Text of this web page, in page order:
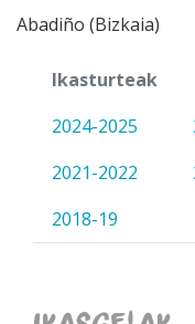
Abadiño (Bizkaia)
Ikasturteak
2024-2025
2021-2022
2018-19